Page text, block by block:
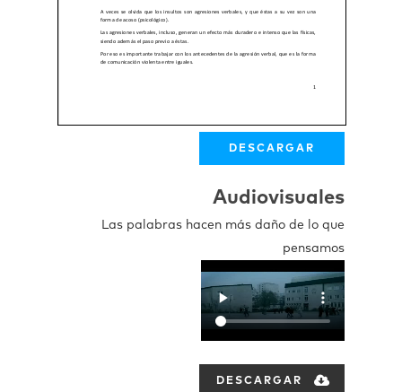
DESCARGAR
Audiovisuales
Las palabras hacen más daño de lo que
pensamos
DESCARGAR